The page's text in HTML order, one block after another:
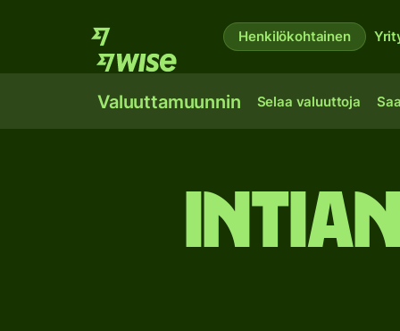
Henkilökohtainen
Valuuttamuunnin Selaa valuuttoja